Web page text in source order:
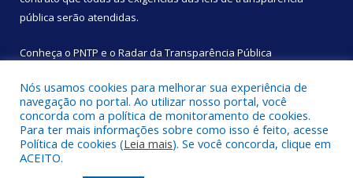
pública serão atendidas.
Conheça o PNTP e o Radar da Transparência Pública
Todos os direitos reservados a Câmara Municipal de São
Sebastião da Boa Vista.
Nós usamos cookies para melhorar sua experiência de
navegação no portal. Ao utilizar nosso portal, você
concorda com a política de monitoramento de cookies.
Para ter mais informações sobre como isso é feito, acesse
Política de cookies (Leia mais). Se você concorda, clique em
ACEITO.